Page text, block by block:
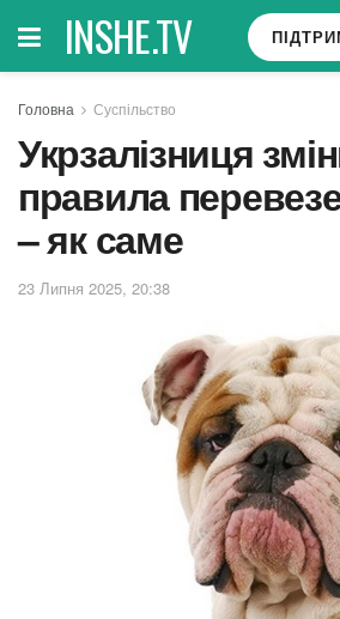
INSHE.TV
Головна Суспільство
Укрзалізниця
правила
– як саме
23 Липня 2025, 20:38